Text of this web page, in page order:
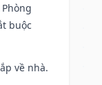
buộc
về nhà.